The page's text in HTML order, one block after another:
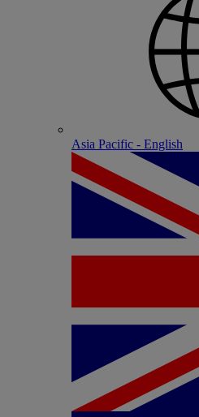
Asia Pacific - English